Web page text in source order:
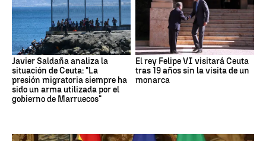
Javier Saldaña analiza la
situación de Ceuta: "La
presión migratoria siempre ha
sido un arma utilizada por el
gobierno de Marruecos"
El rey Felipe VI visitará Ceuta
tras 19 años sin la visita de un
monarca